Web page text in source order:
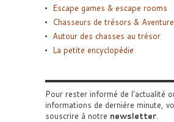
Escape games & escape rooms
Chasseurs de trésors & Aventure
Autour des chasses au trésor
La petite encyclopédie
Pour rester informé de l'actualité
informations de dernière minute,
souscrire à notre newsletter.